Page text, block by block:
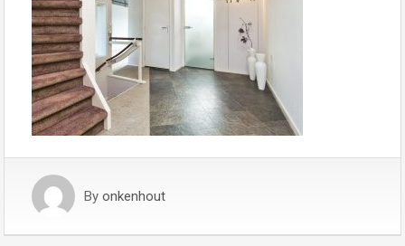
By onkenhout